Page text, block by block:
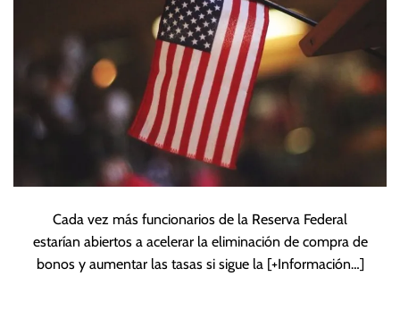
Cada vez más funcionarios de la Reserva Federal
estarían abiertos a acelerar la eliminación de compra de
bonos y aumentar las tasas si sigue la [+Información…]